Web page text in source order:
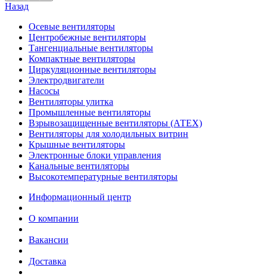
Назад
Осевые вентиляторы
Центробежные вентиляторы
Тангенциальные вентиляторы
Компактные вентиляторы
Циркуляционные вентиляторы
Электродвигатели
Насосы
Вентиляторы улитка
Промышленные вентиляторы
Взрывозащищенные вентиляторы (АТЕХ)
Вентиляторы для холодильных витрин
Крышные вентиляторы
Электронные блоки управления
Канальные вентиляторы
Высокотемпературные вентиляторы
Информационный центр
О компании
Вакансии
Доставка